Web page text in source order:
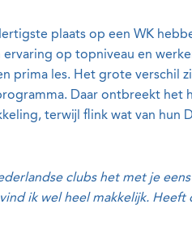
plaats op een WK
op topniveau en
prima les. Het grote verschil
Daar ontbreekt het
terwijl flink wat van hun
clubs het met je
ik wel heel makkelijk. Heeft